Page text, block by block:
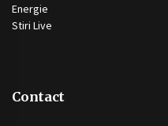
Energie
Stiri Live
Contact